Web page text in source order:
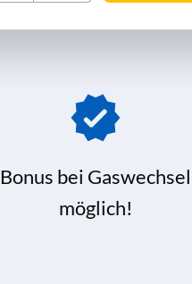
Bonus bei Gaswechsel
möglich!